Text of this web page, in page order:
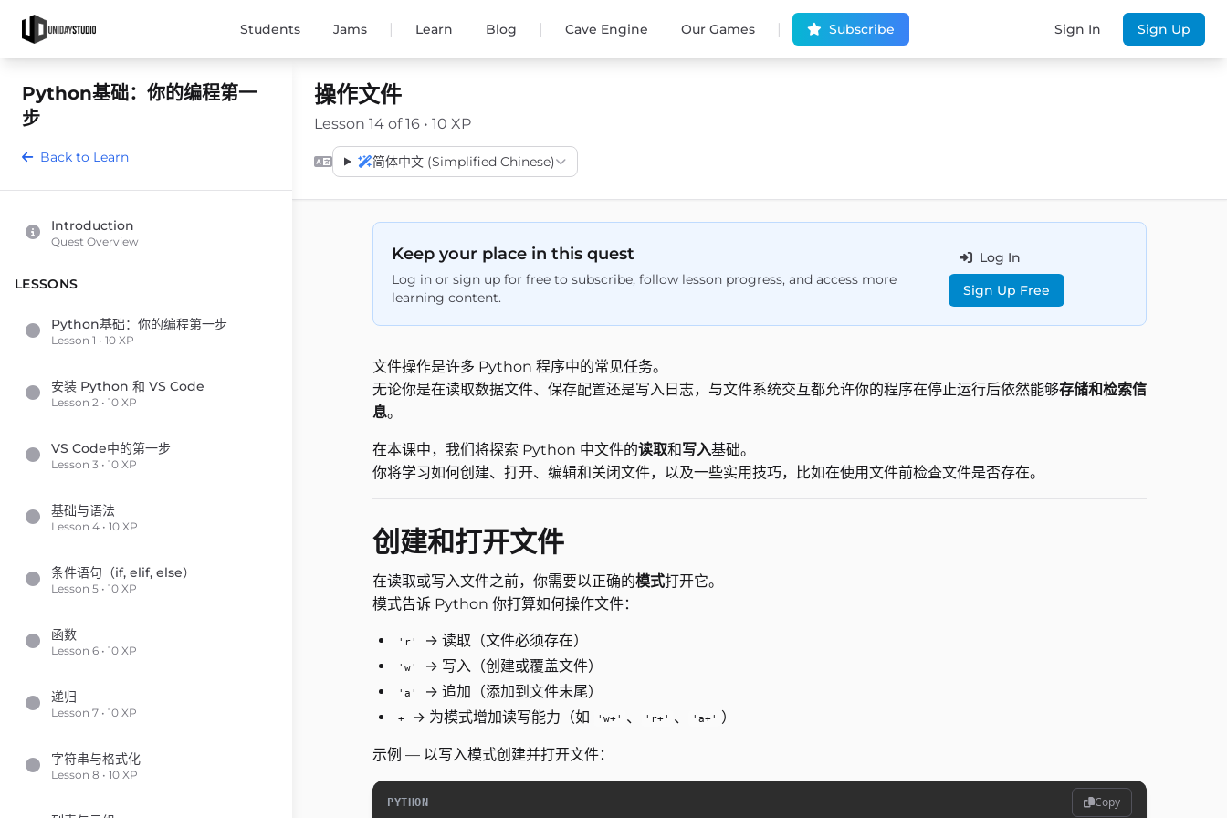
Students Jams | Learn Blog | Cave Engine Our Games | Subscribe Sign In Sign Up
Python基础：你的编程第一
步
Back to Learn
Introduction
Quest Overview
LESSONS
Python基础：你的编程第一步
Lesson 1 • 10 XP
安装 Python 和 VS Code
Lesson 2 • 10 XP
VS Code中的第一步
Lesson 3 • 10 XP
基础与语法
Lesson 4 • 10 XP
条件语句（if, elif, else）
Lesson 5 • 10 XP
函数
Lesson 6 • 10 XP
递归
Lesson 7 • 10 XP
字符串与格式化
Lesson 8 • 10 XP
操作文件
Lesson 14 of 16 • 10 XP
简体中文 (Simplified Chinese)
Keep your place in this quest
Log in or sign up for free to subscribe, follow lesson progress, and access more
learning content.
Log In
Sign Up Free
文件操作是许多 Python 程序中的常见任务。
无论你是在读取数据文件、保存配置还是写入日志，与文件系统交互都允许你的程序在停止运行后依然能够存储和检索信
息。
在本课中，我们将探索 Python 中文件的读取和写入基础。
你将学习如何创建、打开、编辑和关闭文件，以及一些实用技巧，比如在使用文件前检查文件是否存在。
创建和打开文件
在读取或写入文件之前，你需要以正确的模式打开它。
模式告诉 Python 你打算如何操作文件：
'r' → 读取（文件必须存在）
'w' → 写入（创建或覆盖文件）
'a' → 追加（添加到文件末尾）
+ → 为模式增加读写能力（如 'w+' 、 'r+' 、 'a+' ）
示例 — 以写入模式创建并打开文件：
PYTHON Copy